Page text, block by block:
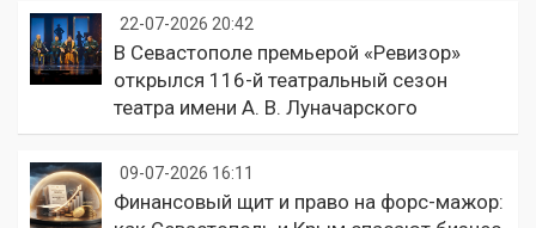
22-07-2026 20:42
В Севастополе премьерой «Ревизор»
открылся 116-й театральный сезон
театра имени А. В. Луначарского
09-07-2026 16:11
Финансовый щит и право на форс-мажор: